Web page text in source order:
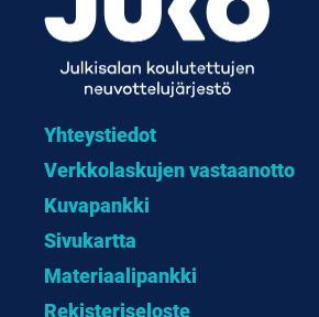
Yhteystiedot
Verkkolaskujen vastaanotto
Kuvapankki
Sivukartta
Materiaalipankki
Rekisteriseloste